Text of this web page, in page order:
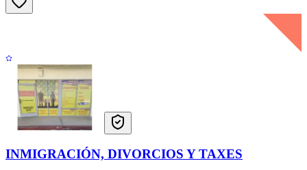
INMIGRACIÓN, DIVORCIOS Y TAXES